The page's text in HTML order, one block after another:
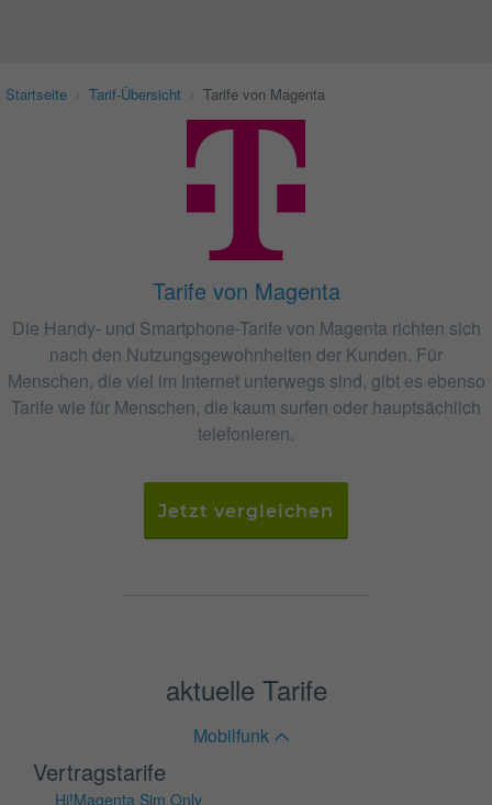
Startseite Tarif-Übersicht Tarife von Magenta
Tarife von Magenta
Die Handy- und Smartphone-Tarife von Magenta richten sich
nach den Nutzungsgewohnheiten der Kunden. Für
Menschen, die viel im Internet unterwegs sind, gibt es ebenso
Tarife wie für Menschen, die kaum surfen oder hauptsächlich
telefonieren.
Jetzt vergleichen
aktuelle Tarife
Mobilfunk
Vertragstarife
Hi!Magenta Sim Only